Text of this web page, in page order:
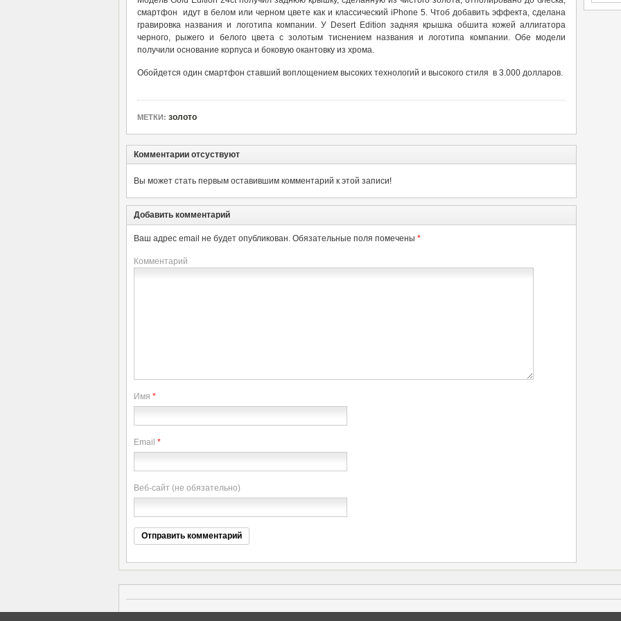
смартфон идут в белом или черном цвете как и классический iPhone 5. Чтоб добавить эффекта, сделана
гравировка названия и логотипа компании. У Desert Edition задняя крышка обшита кожей аллигатора
черного, рыжего и белого цвета с золотым тиснением названия и логотипа компании. Обе модели
получили основание корпуса и боковую окантовку из хрома.
Обойдется один смартфон ставший воплощением высоких технологий и высокого стиля в 3.000 долларов.
МЕТКИ: золото
Комментарии отсуствуют
Вы может стать первым оставившим комментарий к этой записи!
Добавить комментарий
Ваш адрес email не будет опубликован. Обязательные поля помечены *
Комментарий
Имя *
Email *
Веб-сайт (не обязательно)